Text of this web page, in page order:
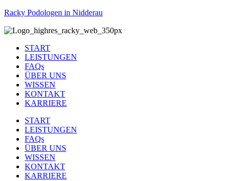
Racky Podologen in Nidderau
START
LEISTUNGEN
FAQs
ÜBER UNS
WISSEN
KONTAKT
KARRIERE
START
LEISTUNGEN
FAQs
ÜBER UNS
WISSEN
KONTAKT
KARRIERE